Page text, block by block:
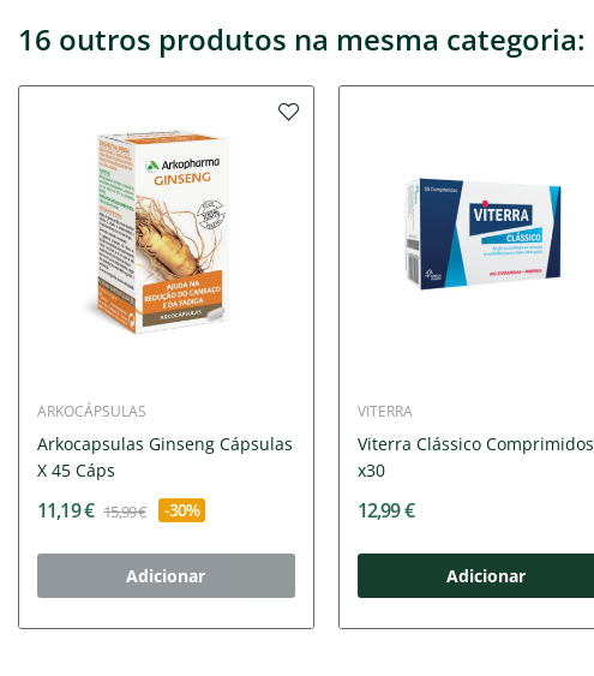
16 outros produtos na mesma categoria:
ARKOCÁPSULAS
Arkocapsulas Ginseng Cápsulas
X 45 Cáps
11,19 € 15,99 € -30%
Adicionar
VITERRA
Viterra Clássico Comprimidos
x30
12,99 €
Adicionar